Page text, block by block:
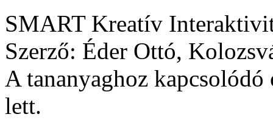
SMART Kreatív
Szerző: Éder Ottó,
A tananyaghoz
lett.